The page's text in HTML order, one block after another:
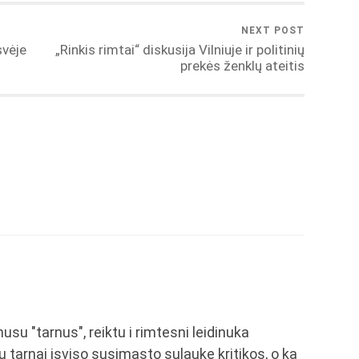
NEXT POST
„Rinkis rimtai“ diskusija Vilniuje ir politinių
prekės ženklų ateitis
"tarnus", reiktu i rimtesni leidinuka
tarnai isviso susimasto sulauke kritikos, o ka